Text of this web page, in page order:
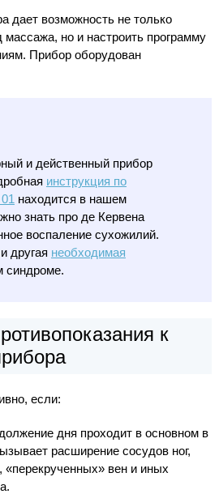
дает возможность не только
но и настроить программу
Прибор оборудован
и действенный прибор
инструкция по
находится в нашем
знать про де Кервена
воспаление сухожилий.
другая необходимая
синдроме.
к
если:
дня проходит в основном в
расширение сосудов ног,
вен и иных